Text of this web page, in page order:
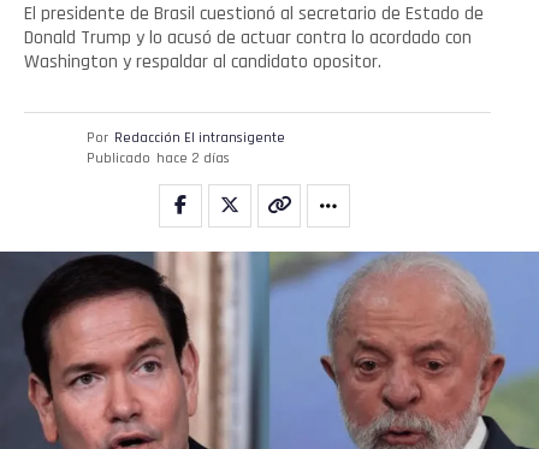
El presidente de Brasil cuestionó al secretario de Estado de
Donald Trump y lo acusó de actuar contra lo acordado con
Washington y respaldar al candidato opositor.
Por Redacción El intransigente
Publicado hace 2 días